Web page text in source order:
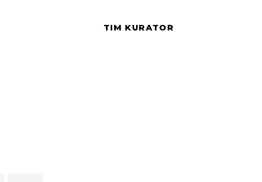
TIM KURATOR